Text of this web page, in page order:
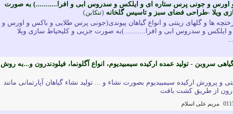
اورس و جونی پرس ستاره ای و ایلکس و سدروس ابی و افرا...........) به صورت
ویلا -طراحی فضای سبز و تاسیس گلخانه (تنكابن)
ها و گلهای زینتی و انواع گیاهان پیوندی(جونی پرس طلایی و باکس و اورس و
ایلکس و سدروس ابی و افرا...........)به صورت جزیی و کلیحیاط سازی ویلا
سروبن - تولید عمده ارکیده سیمبیدیوم، انواع آگلونما، فیلودندرون و...به روش
و پرورش ارکیده سیمبیدیوم بصورت نشاء و ... تولید نشاء گیاهان آپارتمانی مانند
از طریق کشت بافت
مریم علی اسلام